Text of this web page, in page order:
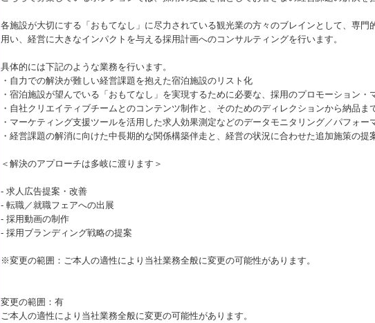
各施設が大切にする「おもてなし」に尽力されている観光業の方々のブレインとして、専門
用い、経営に大きなインパクトを与える採用計画へのコンサルティングを行います。
具体的には下記のような業務を行います。
・自力での解決が難しい経営課題を抱えた宿泊施設のリスト化
・宿泊施設が望んでいる「おもてなし」を実現するために必要な、採用のプロモーション・
・自社クリエイティブチームとのコンテンツ制作と、そのためのディレクションから納品ま
・マーケティング支援ツールを活用した求人効果測定などのデータモニタリング／パフォー
・経営課題の解消に向けた中長期的な関係構築伴走と、経営の状況に合わせた追加施策の提
＜解決のアプローチは多岐に渡ります＞
- 求人広告提案・改善
- 転職／就職フェアへの出展
- 採用動画の制作
- 採用ブランディング戦略の提案
※変更の範囲：ご本人の適性により当社業務全般に変更の可能性があります。
変更の範囲：有
ご本人の適性により当社業務全般に変更の可能性があります。